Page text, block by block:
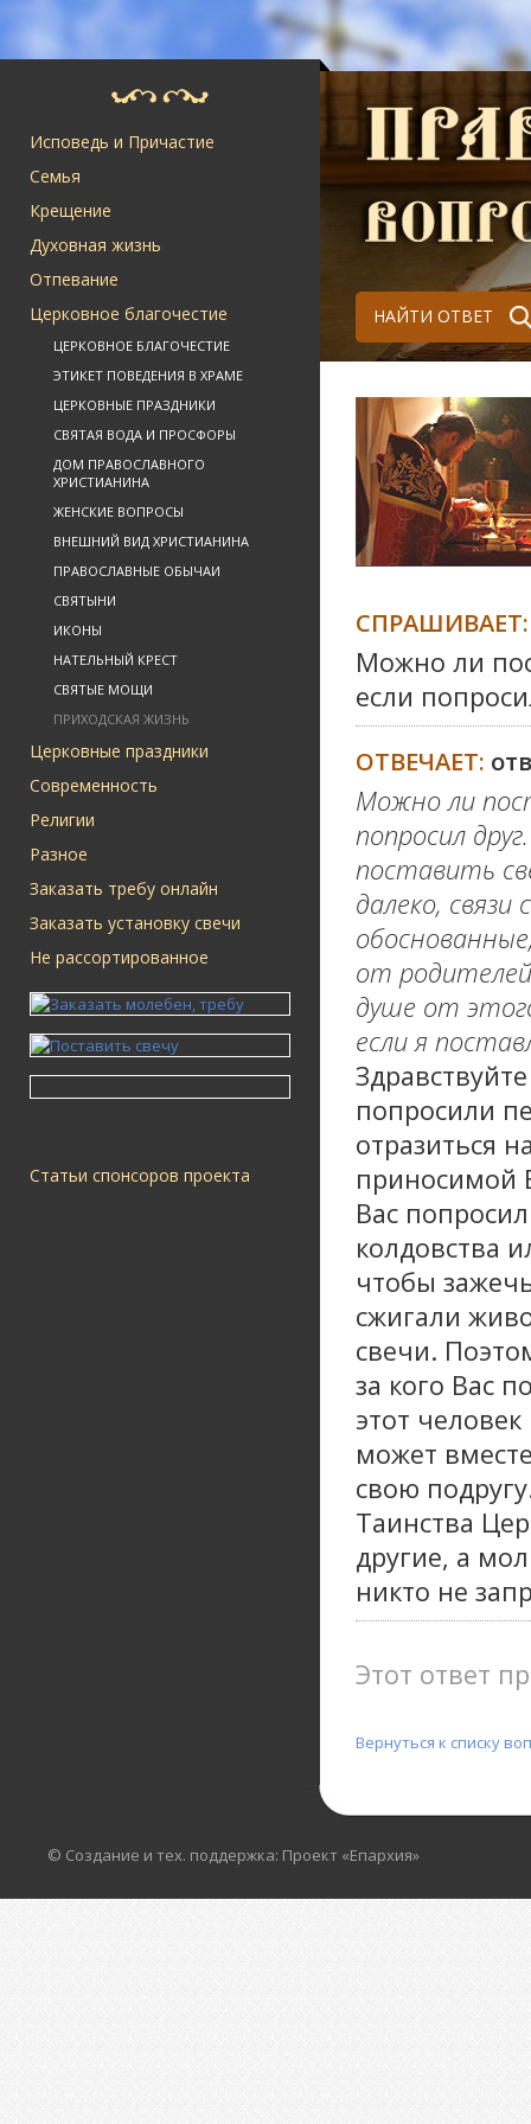
Исповедь и Причастие
Семья
Крещение
Духовная жизнь
Отпевание
Церковное благочестие
ЦЕРКОВНОЕ БЛАГОЧЕСТИЕ
ЭТИКЕТ ПОВЕДЕНИЯ В ХРАМЕ
ЦЕРКОВНЫЕ ПРАЗДНИКИ
СВЯТАЯ ВОДА И ПРОСФОРЫ
ДОМ ПРАВОСЛАВНОГО
ХРИСТИАНИНА
ЖЕНСКИЕ ВОПРОСЫ
ВНЕШНИЙ ВИД ХРИСТИАНИНА
ПРАВОСЛАВНЫЕ ОБЫЧАИ
СВЯТЫНИ
ИКОНЫ
НАТЕЛЬНЫЙ КРЕСТ
СВЯТЫЕ МОЩИ
ПРИХОДСКАЯ ЖИЗНЬ
Церковные праздники
Современность
Религии
Разное
Заказать требу онлайн
Заказать установку свечи
Не рассортированное
Статьи спонсоров проекта
НАЙТИ ОТВЕТ
СПРАШИВАЕТ:
Можно ли
если
ОТВЕЧАЕТ:
Можно ли
попросил
поставить
далеко,
от
душе от
если я
попросили
отразиться
приносимой
Вас
колдовства
чтобы
сжигали
свечи.
за кого Вас
этот
может
свою
Таинства
другие, а
никто не
Этот ответ
Вернуться к списку
© Создание и тех. поддержка: Проект «Епархия»